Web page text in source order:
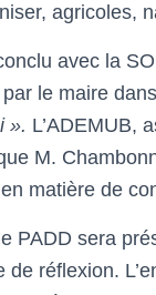
agricoles,
avec la
le maire
». L’ADEMUB,
M.
matière de
PADD sera
de réflexion.